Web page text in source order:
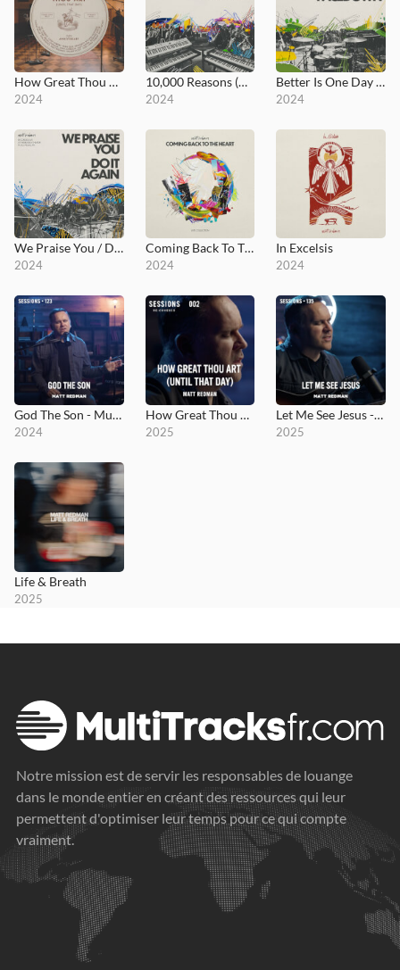
How Great Thou Art (Until That Day)
2024
10,000 Reasons (Bless the Lord)
2024
Better Is One Day / Facedown
2024
We Praise You / Do It Again
2024
Coming Back To The Heart
2024
In Excelsis
2024
God The Son - MultiTracks.com Session
2024
How Great Thou Art (Until That Day) - MultiTracks.com Re:Covered Session
2025
Let Me See Jesus - MultiTracks.com Session
2025
Life & Breath
2025
Notre mission est de servir les responsables de louange
dans le monde entier en créant des ressources qui leur
permettent d'optimiser leur temps pour ce qui compte
vraiment.